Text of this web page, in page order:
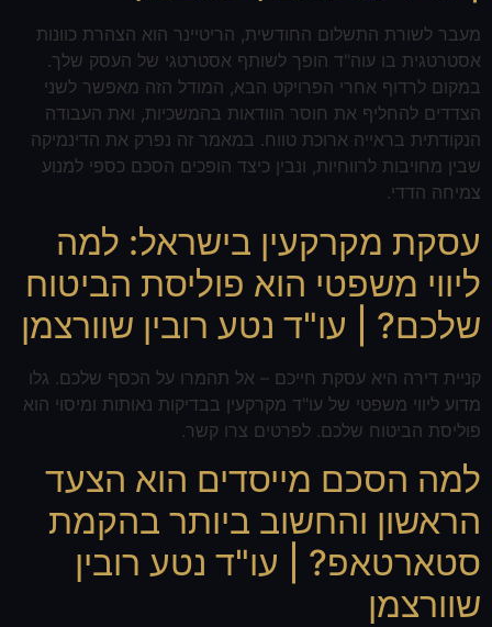
מעבר לשורת התשלום החודשית, הריטיינר הוא הצהרת כוונות
אסטרטגית בו עוה"ד הופך לשותף אסטרטגי של העסק שלך.
במקום לרדוף אחרי הפרויקט הבא, המודל הזה מאפשר לשני
הצדדים להחליף את חוסר הוודאות בהמשכיות, ואת העבודה
הנקודתית בראייה ארוכת טווח. במאמר זה נפרק את הדינמיקה
שבין מחויבות לרווחיות, ונבין כיצד הופכים הסכם כספי למנוע
צמיחה הדדי.
עסקת מקרקעין בישראל: למה
ליווי משפטי הוא פוליסת הביטוח
שלכם? | עו"ד נטע רובין שוורצמן
קניית דירה היא עסקת חייכם – אל תהמרו על הכסף שלכם. גלו
מדוע ליווי משפטי של עו"ד מקרקעין בבדיקות נאותות ומיסוי הוא
פוליסת הביטוח שלכם. לפרטים צרו קשר.
למה הסכם מייסדים הוא הצעד
הראשון והחשוב ביותר בהקמת
סטארטאפ? | עו"ד נטע רובין
שוורצמן